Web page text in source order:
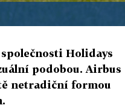
Holidays
podobou. Airbus
netradiční formou